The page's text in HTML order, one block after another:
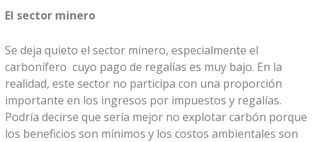
El sector minero
Se deja quieto el sector minero, especialmente el
carbonífero cuyo pago de regalías es muy bajo. En la
realidad, este sector no participa con una proporción
importante en los ingresos por impuestos y regalías.
Podría decirse que sería mejor no explotar carbón porque
los beneficios son mínimos y los costos ambientales son